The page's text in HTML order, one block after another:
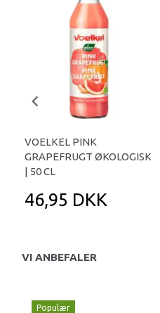
VOELKEL PINK
GRAPEFRUGT ØKOLOGISK
| 50 CL
46,95 DKK
VI ANBEFALER
Populær